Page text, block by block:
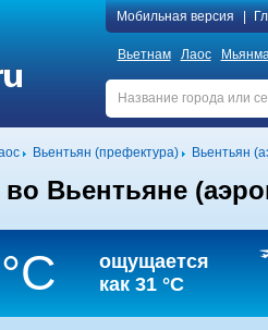
Мобильная версия
Вьетнам Лаос
Вьентьян (префектура) Вьентьян
во Вьентьяне
ощущается
как 31 °C